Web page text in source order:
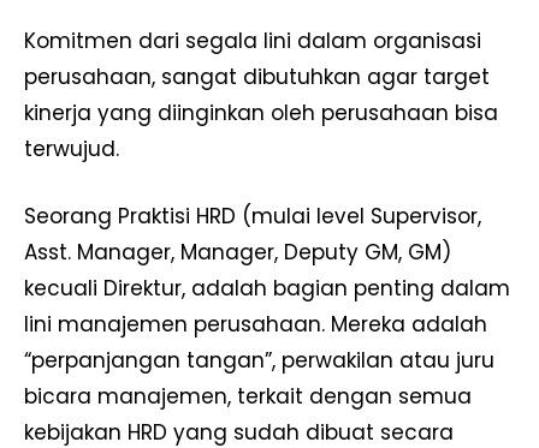
Komitmen dari segala lini dalam organisasi
perusahaan, sangat dibutuhkan agar target
kinerja yang diinginkan oleh perusahaan bisa
terwujud.
Seorang Praktisi HRD (mulai level Supervisor,
Asst. Manager, Manager, Deputy GM, GM)
kecuali Direktur, adalah bagian penting dalam
lini manajemen perusahaan. Mereka adalah
“perpanjangan tangan”, perwakilan atau juru
bicara manajemen, terkait dengan semua
kebijakan HRD yang sudah dibuat secara